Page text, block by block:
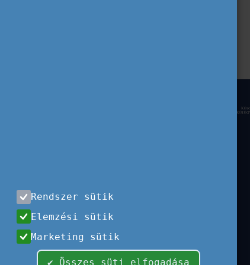
+36 (1) 237-1300
+36 (1) 237-1320
Rendszer sütik
Elemzési sütik
Marketing sütik
✔ Összes süti elfogadása